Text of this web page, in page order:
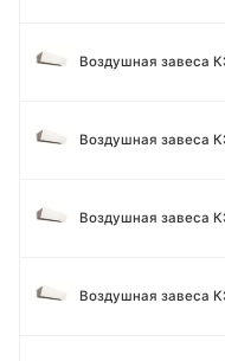
Воздушная завеса
Воздушная завеса
Воздушная завеса
Воздушная завеса